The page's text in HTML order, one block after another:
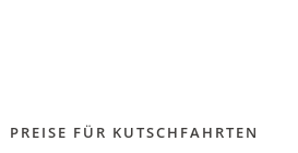
PREISE FÜR KUTSCHFAHRTEN